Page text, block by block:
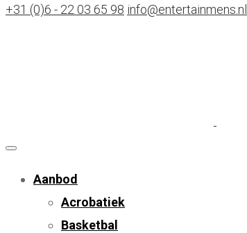
+31 (0)6 - 22 03 65 98 info@entertainmens.nl
Aanbod
Acrobatiek
Basketbal